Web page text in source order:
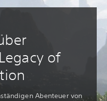
of
Abenteuer von